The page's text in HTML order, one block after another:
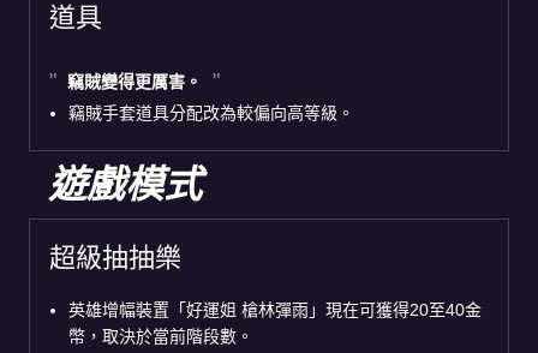
道具
竊賊變得更厲害。
竊賊手套道具分配改為較偏向高等級。
遊戲模式
超級抽抽樂
英雄增幅裝置「好運姐 槍林彈雨」現在可獲得20至40金
幣，取決於當前階段數。